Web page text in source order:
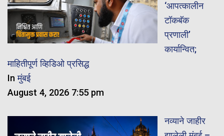
‘आपत्कालीन
टॉकबॅक
प्रणाली’
कार्यान्वित;
माहितीपूर्ण व्हिडिओ प्रसिद्ध
Inमुंबई
August 4, 2026 7:55 pm
नव्याने जाहीर